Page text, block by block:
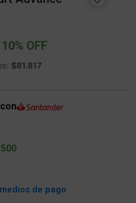
from
10% OFF
$81.817
de pago